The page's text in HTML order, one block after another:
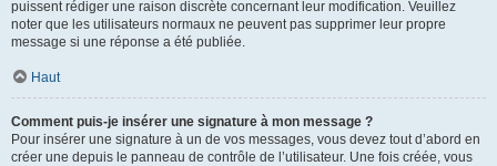
puissent rédiger une raison discrète concernant leur modification. Veuillez
noter que les utilisateurs normaux ne peuvent pas supprimer leur propre
message si une réponse a été publiée.
Haut
Comment puis-je insérer une signature à mon message ?
Pour insérer une signature à un de vos messages, vous devez tout d’abord en
créer une depuis le panneau de contrôle de l’utilisateur. Une fois créée, vous